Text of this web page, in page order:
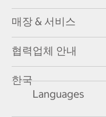
매장 & 서비스
협력업체 안내
한국
Languages